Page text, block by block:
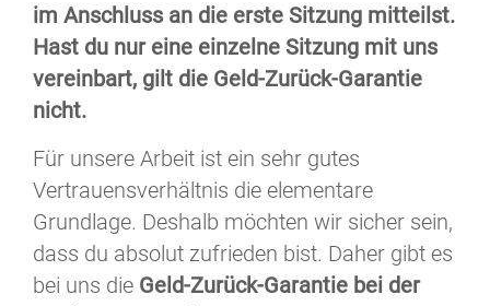
im Anschluss an die erste Sitzung mitteilst.
Hast du nur eine einzelne Sitzung mit uns
vereinbart, gilt die Geld-Zurück-Garantie
nicht.
Für unsere Arbeit ist ein sehr gutes
Vertrauensverhältnis die elementare
Grundlage. Deshalb möchten wir sicher sein,
dass du absolut zufrieden bist. Daher gibt es
bei uns die Geld-Zurück-Garantie bei der